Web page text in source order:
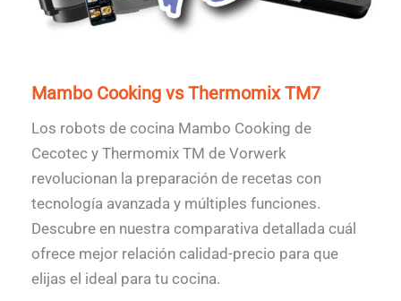
Mambo Cooking vs Thermomix TM7
Los robots de cocina Mambo Cooking de
Cecotec y Thermomix TM de Vorwerk
revolucionan la preparación de recetas con
tecnología avanzada y múltiples funciones.
Descubre en nuestra comparativa detallada cuál
ofrece mejor relación calidad-precio para que
elijas el ideal para tu cocina.